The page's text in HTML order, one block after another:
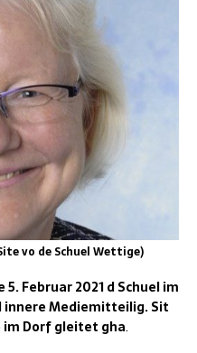
vo de Schuel Wettige)
Februar 2021 d Schuel im
innere Mediemitteilig. Sit
im Dorf gleitet gha.